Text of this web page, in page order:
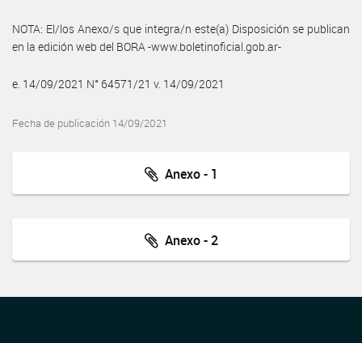
NOTA: El/los Anexo/s que integra/n este(a) Disposición se publican
en la edición web del BORA -www.boletinoficial.gob.ar-
e. 14/09/2021 N° 64571/21 v. 14/09/2021
Fecha de publicación 14/09/2021
Anexo - 1
Anexo - 2